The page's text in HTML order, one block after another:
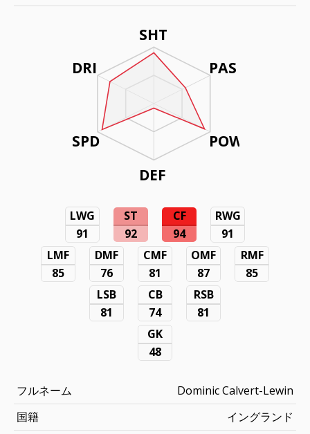
SHT
PAS
POW
DEF
DRI
SPD
LWG
91
ST
92
CF
94
RWG
91
LMF
85
DMF
76
CMF
81
OMF
87
RMF
85
LSB
81
CB
74
RSB
81
GK
48
フルネーム
Dominic Calvert-Lewin
国籍
イングランド